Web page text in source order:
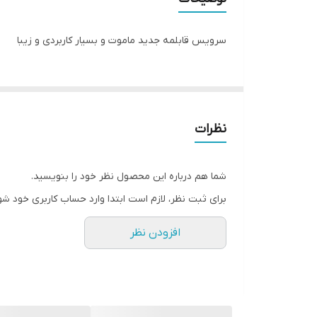
سرویس قابلمه جدید ماموت و بسیار کاربردی و زیبا
نظرات
شما هم درباره این محصول نظر خود را بنویسید.
برای ثبت نظر، لازم است ابتدا وارد حساب کاربری خود
افزودن نظر